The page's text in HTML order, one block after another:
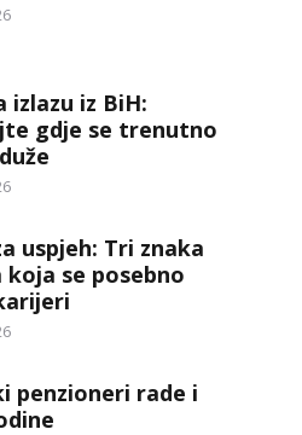
izlazu iz BiH:
gdje se trenutno
uspjeh: Tri znaka
koja se posebno
penzioneri rade i